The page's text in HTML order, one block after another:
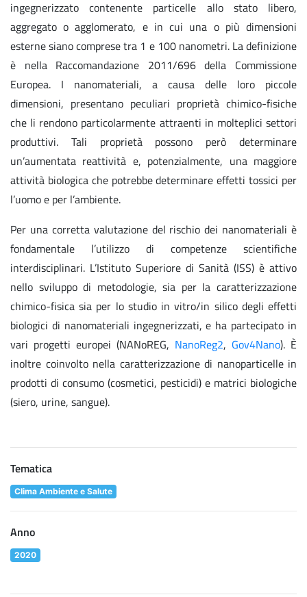
ingegnerizzato contenente particelle allo stato libero,
aggregato o agglomerato, e in cui una o più dimensioni
esterne siano comprese tra 1 e 100 nanometri. La definizione
è nella Raccomandazione 2011/696 della Commissione
Europea. I nanomateriali, a causa delle loro piccole
dimensioni, presentano peculiari proprietà chimico-fisiche
che li rendono particolarmente attraenti in molteplici settori
produttivi. Tali proprietà possono però determinare
un’aumentata reattività e, potenzialmente, una maggiore
attività biologica che potrebbe determinare effetti tossici per
l’uomo e per l’ambiente.
Per una corretta valutazione del rischio dei nanomateriali è
fondamentale l’utilizzo di competenze scientifiche
interdisciplinari. L’Istituto Superiore di Sanità (ISS) è attivo
nello sviluppo di metodologie, sia per la caratterizzazione
chimico-fisica sia per lo studio in vitro/in silico degli effetti
biologici di nanomateriali ingegnerizzati, e ha partecipato in
vari progetti europei (NANoREG, NanoReg2, Gov4Nano). È
inoltre coinvolto nella caratterizzazione di nanoparticelle in
prodotti di consumo (cosmetici, pesticidi) e matrici biologiche
(siero, urine, sangue).
Tematica
Clima Ambiente e Salute
Anno
2020